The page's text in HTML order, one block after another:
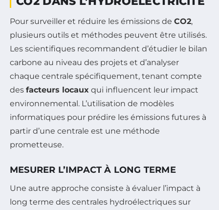
Pour surveiller et réduire les émissions de CO2,
plusieurs outils et méthodes peuvent être utilisés.
Les scientifiques recommandent d’étudier le bilan
carbone au niveau des projets et d’analyser
chaque centrale spécifiquement, tenant compte
des facteurs locaux qui influencent leur impact
environnemental. L’utilisation de modèles
informatiques pour prédire les émissions futures à
partir d’une centrale est une méthode
prometteuse.
MESURER L’IMPACT À LONG TERME
Une autre approche consiste à évaluer l’impact à
long terme des centrales hydroélectriques sur